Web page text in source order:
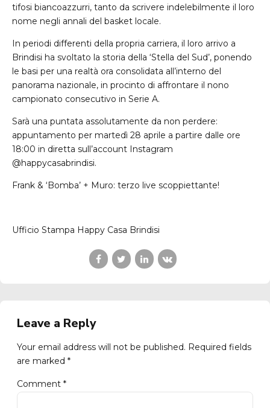
tifosi biancoazzurri, tanto da scrivere indelebilmente il loro
nome negli annali del basket locale.
In periodi differenti della propria carriera, il loro arrivo a
Brindisi ha svoltato la storia della ‘Stella del Sud’, ponendo
le basi per una realtà ora consolidata all’interno del
panorama nazionale, in procinto di affrontare il nono
campionato consecutivo in Serie A.
Sarà una puntata assolutamente da non perdere:
appuntamento per martedì 28 aprile a partire dalle ore
18:00 in diretta sull’account Instagram
@happycasabrindisi.
Frank & ‘Bomba’ + Muro: terzo live scoppiettante!
Ufficio Stampa Happy Casa Brindisi
Leave a Reply
Your email address will not be published. Required fields
are marked *
Comment *